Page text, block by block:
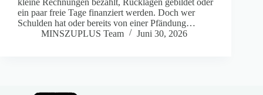
kleine Rechnungen bezahlt, Rücklagen gebildet oder
ein paar freie Tage finanziert werden. Doch wer
Schulden hat oder bereits von einer Pfändung…
MINSZUPLUS Team
Juni 30, 2026